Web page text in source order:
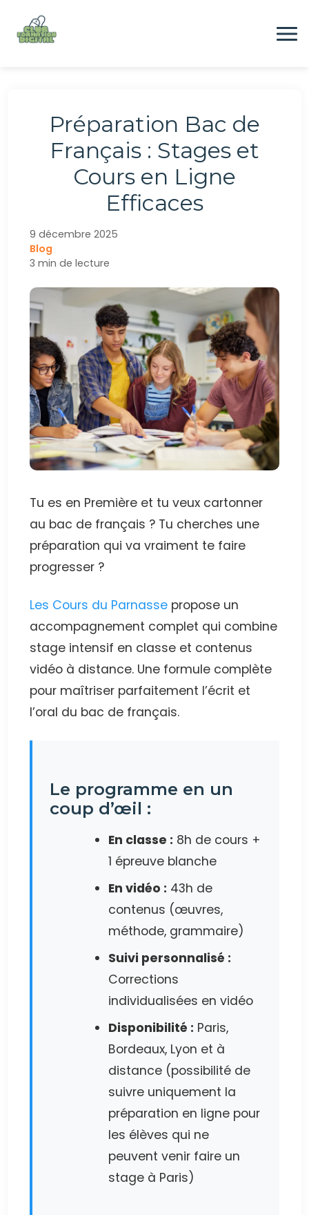
contenu
Préparation Bac de
Français : Stages et
Cours en Ligne
Efficaces
9 décembre 2025
Blog
3 min de lecture
Tu es en Première et tu veux cartonner
au bac de français ? Tu cherches une
préparation qui va vraiment te faire
progresser ?
Les Cours du Parnasse propose un
accompagnement complet qui combine
stage intensif en classe et contenus
vidéo à distance. Une formule complète
pour maîtriser parfaitement l’écrit et
l’oral du bac de français.
Le programme en un
coup d’œil :
En classe : 8h de cours +
1 épreuve blanche
En vidéo : 43h de
contenus (œuvres,
méthode, grammaire)
Suivi personnalisé :
Corrections
individualisées en vidéo
Disponibilité : Paris,
Bordeaux, Lyon et à
distance (possibilité de
suivre uniquement la
préparation en ligne pour
les élèves qui ne
peuvent venir faire un
stage à Paris)